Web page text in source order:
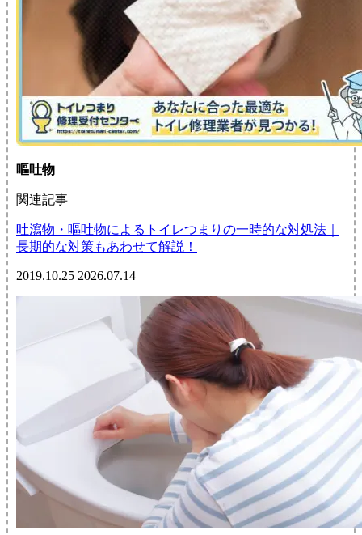
嘔吐物
関連記事
吐瀉物・嘔吐物によるトイレつまりの一時的な対処法｜
長期的な対策もあわせて解説！
2019.10.25 2026.07.14